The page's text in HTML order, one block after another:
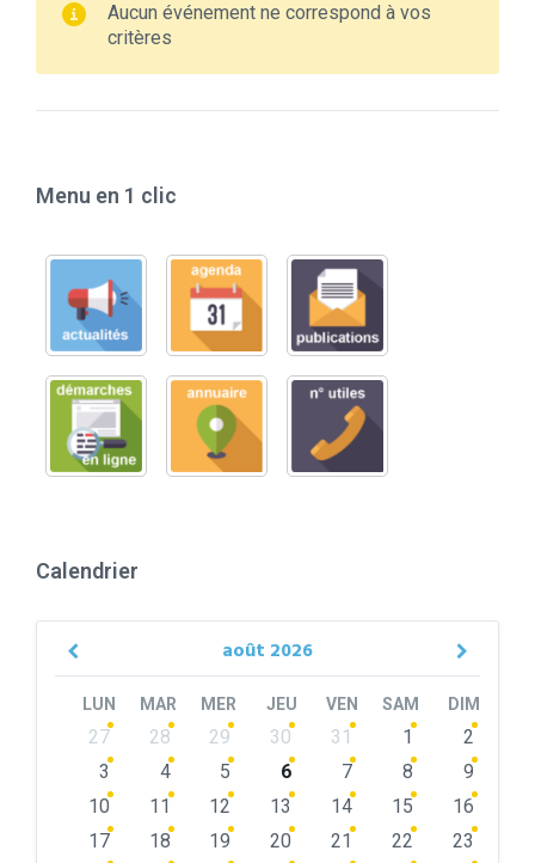
Aucun événement ne correspond à vos
critères
Menu en 1 clic
Calendrier
août 2026
Previous
LUN MAR MER JEU VEN SAM DIM
Skip
calendar
27 28 29 30 31 1
2
3
4 5 6 7 8
9
10
11 12 13 14 15
16
17
18 19 20 21 22
23